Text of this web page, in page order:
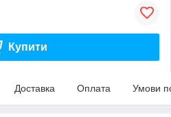
Купити
Доставка Оплата Умови